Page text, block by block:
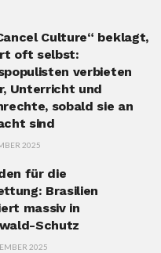
Culture“ beklagt,
oft selbst:
verbieten
Unterricht und
sobald sie an
sind
2025
für die
Brasilien
massiv in
Schutz
2025